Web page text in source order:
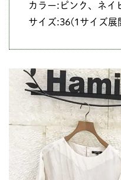
カラー:ピンク、ネイ
サイズ:36(1サイズ展